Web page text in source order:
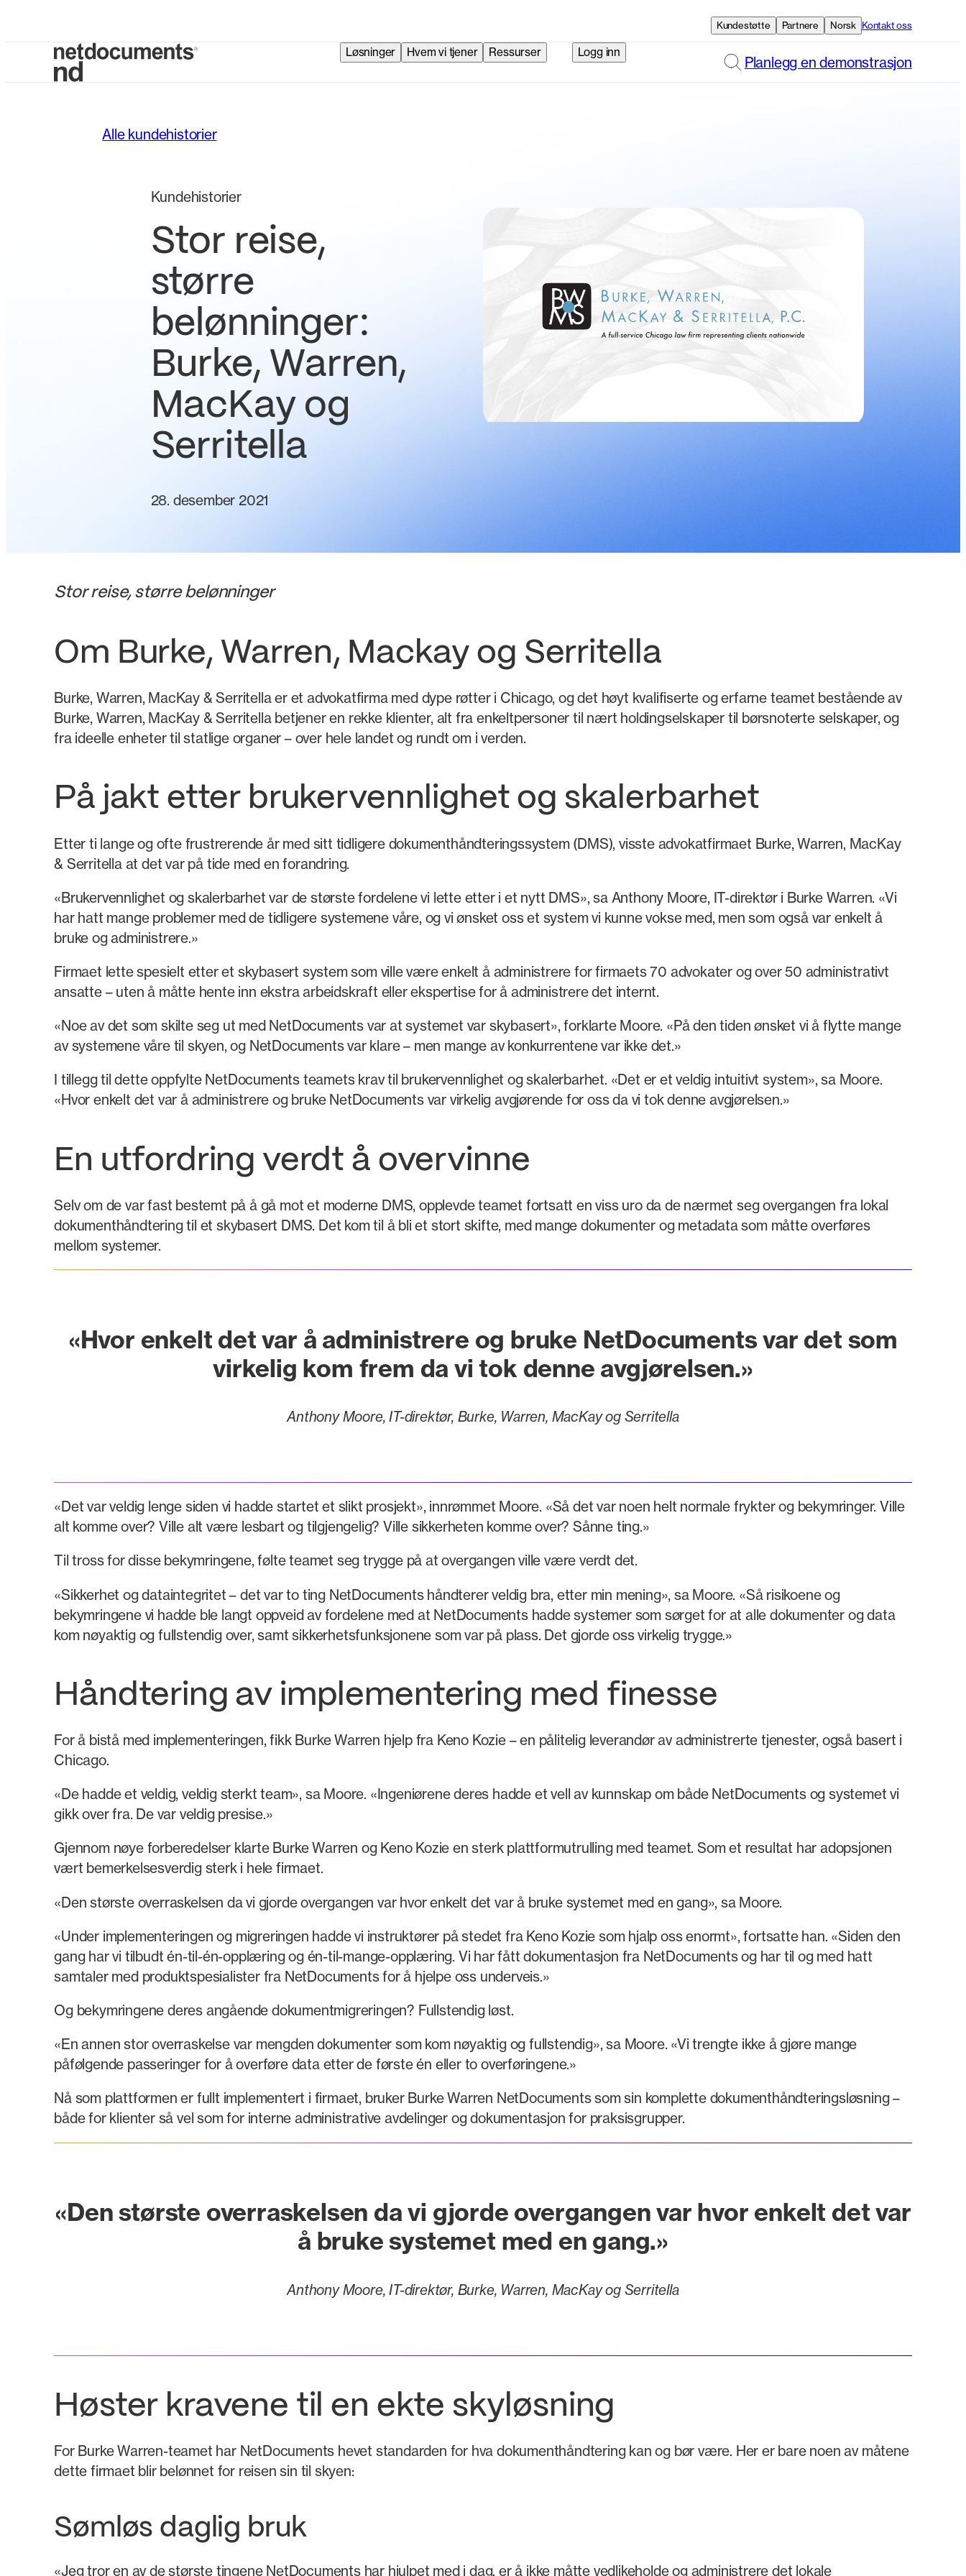
Kundestøtte Partnere Norsk Kontakt oss
Løsninger Hvem vi tjener Ressurser Logg inn
Planlegg en demonstrasjon
Alle kundehistorier
Kundehistorier
Stor reise,
større
belønninger:
Burke, Warren,
MacKay og
Serritella
28. desember 2021
Stor reise, større belønninger
Om Burke, Warren, Mackay og Serritella
Burke, Warren, MacKay & Serritella er et advokatfirma med dype røtter i Chicago, og det høyt kvalifiserte og erfarne teamet bestående av
Burke, Warren, MacKay & Serritella betjener en rekke klienter, alt fra enkeltpersoner til nært holdingselskaper til børsnoterte selskaper, og
fra ideelle enheter til statlige organer – over hele landet og rundt om i verden.
På jakt etter brukervennlighet og skalerbarhet
Etter ti lange og ofte frustrerende år med sitt tidligere dokumenthåndteringssystem (DMS), visste advokatfirmaet Burke, Warren, MacKay
& Serritella at det var på tide med en forandring.
«Brukervennlighet og skalerbarhet var de største fordelene vi lette etter i et nytt DMS», sa Anthony Moore, IT-direktør i Burke Warren. «Vi
har hatt mange problemer med de tidligere systemene våre, og vi ønsket oss et system vi kunne vokse med, men som også var enkelt å
bruke og administrere.»
Firmaet lette spesielt etter et skybasert system som ville være enkelt å administrere for firmaets 70 advokater og over 50 administrativt
ansatte – uten å måtte hente inn ekstra arbeidskraft eller ekspertise for å administrere det internt.
«Noe av det som skilte seg ut med NetDocuments var at systemet var skybasert», forklarte Moore. «På den tiden ønsket vi å flytte mange
av systemene våre til skyen, og NetDocuments var klare – men mange av konkurrentene var ikke det.»
I tillegg til dette oppfylte NetDocuments teamets krav til brukervennlighet og skalerbarhet. «Det er et veldig intuitivt system», sa Moore.
«Hvor enkelt det var å administrere og bruke NetDocuments var virkelig avgjørende for oss da vi tok denne avgjørelsen.»
En utfordring verdt å overvinne
Selv om de var fast bestemt på å gå mot et moderne DMS, opplevde teamet fortsatt en viss uro da de nærmet seg overgangen fra lokal
dokumenthåndtering til et skybasert DMS. Det kom til å bli et stort skifte, med mange dokumenter og metadata som måtte overføres
mellom systemer.
«Hvor enkelt det var å administrere og bruke NetDocuments var det som
virkelig kom frem da vi tok denne avgjørelsen.»
Anthony Moore, IT-direktør, Burke, Warren, MacKay og Serritella
«Det var veldig lenge siden vi hadde startet et slikt prosjekt», innrømmet Moore. «Så det var noen helt normale frykter og bekymringer. Ville
alt komme over? Ville alt være lesbart og tilgjengelig? Ville sikkerheten komme over? Sånne ting.»
Til tross for disse bekymringene, følte teamet seg trygge på at overgangen ville være verdt det.
«Sikkerhet og dataintegritet – det var to ting NetDocuments håndterer veldig bra, etter min mening», sa Moore. «Så risikoene og
bekymringene vi hadde ble langt oppveid av fordelene med at NetDocuments hadde systemer som sørget for at alle dokumenter og data
kom nøyaktig og fullstendig over, samt sikkerhetsfunksjonene som var på plass. Det gjorde oss virkelig trygge.»
Håndtering av implementering med finesse
For å bistå med implementeringen, fikk Burke Warren hjelp fra Keno Kozie – en pålitelig leverandør av administrerte tjenester, også basert i
Chicago.
«De hadde et veldig, veldig sterkt team», sa Moore. «Ingeniørene deres hadde et vell av kunnskap om både NetDocuments og systemet vi
gikk over fra. De var veldig presise.»
Gjennom nøye forberedelser klarte Burke Warren og Keno Kozie en sterk plattformutrulling med teamet. Som et resultat har adopsjonen
vært bemerkelsesverdig sterk i hele firmaet.
«Den største overraskelsen da vi gjorde overgangen var hvor enkelt det var å bruke systemet med en gang», sa Moore.
«Under implementeringen og migreringen hadde vi instruktører på stedet fra Keno Kozie som hjalp oss enormt», fortsatte han. «Siden den
gang har vi tilbudt én-til-én-opplæring og én-til-mange-opplæring. Vi har fått dokumentasjon fra NetDocuments og har til og med hatt
samtaler med produktspesialister fra NetDocuments for å hjelpe oss underveis.»
Og bekymringene deres angående dokumentmigreringen? Fullstendig løst.
«En annen stor overraskelse var mengden dokumenter som kom nøyaktig og fullstendig», sa Moore. «Vi trengte ikke å gjøre mange
påfølgende passeringer for å overføre data etter de første én eller to overføringene.»
Nå som plattformen er fullt implementert i firmaet, bruker Burke Warren NetDocuments som sin komplette dokumenthåndteringsløsning –
både for klienter så vel som for interne administrative avdelinger og dokumentasjon for praksisgrupper.
«Den største overraskelsen da vi gjorde overgangen var hvor enkelt det var
å bruke systemet med en gang.»
Anthony Moore, IT-direktør, Burke, Warren, MacKay og Serritella
Høster kravene til en ekte skyløsning
For Burke Warren-teamet har NetDocuments hevet standarden for hva dokumenthåndtering kan og bør være. Her er bare noen av måtene
dette firmaet blir belønnet for reisen sin til skyen:
Sømløs daglig bruk
«Jeg tror en av de største tingene NetDocuments har hjulpet med i dag, er å ikke måtte vedlikeholde og administrere det lokale